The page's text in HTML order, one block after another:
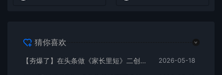
猜你喜欢
【夯爆了】在头条做《家长里短》二创小故事，这个月收益2w+ 2026-05-18